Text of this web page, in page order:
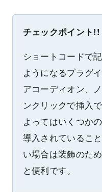
チェックポイント!!
ショートコードで
ようになるプラグ
アコーディオン、
ンクリックで挿入
よってはいくつか
導入されているこ
い場合は装飾のた
と便利です。